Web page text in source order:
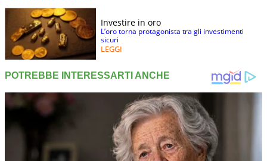
Investire in oro
L’oro torna protagonista tra gli investimenti
sicuri
LEGGI